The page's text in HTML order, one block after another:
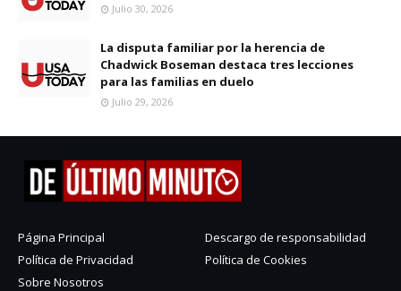
Julio 30, 2026
La disputa familiar por la herencia de
Chadwick Boseman destaca tres lecciones
para las familias en duelo
Julio 29, 2026
Página Principal
Descargo de responsabilidad
Política de Privacidad
Política de Cookies
Sobre Nosotros